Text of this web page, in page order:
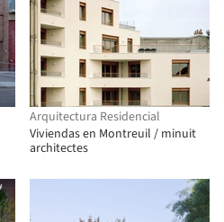
Arquitectura Residencial
Viviendas en Montreuil / minuit
architectes